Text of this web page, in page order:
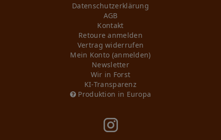
Daten­schutz­erklärung
AGB
Kontakt
Retoure anmelden
Vertrag widerrufen
Mein Konto (anmelden)
Newsletter
Wir in Forst
KI-Transparenz
Produktion in Europa